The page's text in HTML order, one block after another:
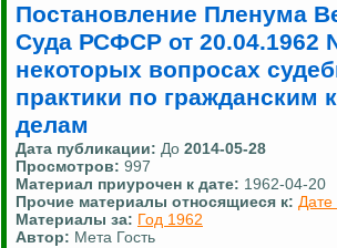
Постановление Пленума
Суда РСФСР от 20.04.1962
некоторых вопросах
практики по гражданским
делам
Дата публикации: До 2014-05-28
Просмотров: 997
Материал приурочен к дате: 1962-04-20
Прочие материалы относящиеся к: Дате
Материалы за: Год 1962
Автор: Мета Гость